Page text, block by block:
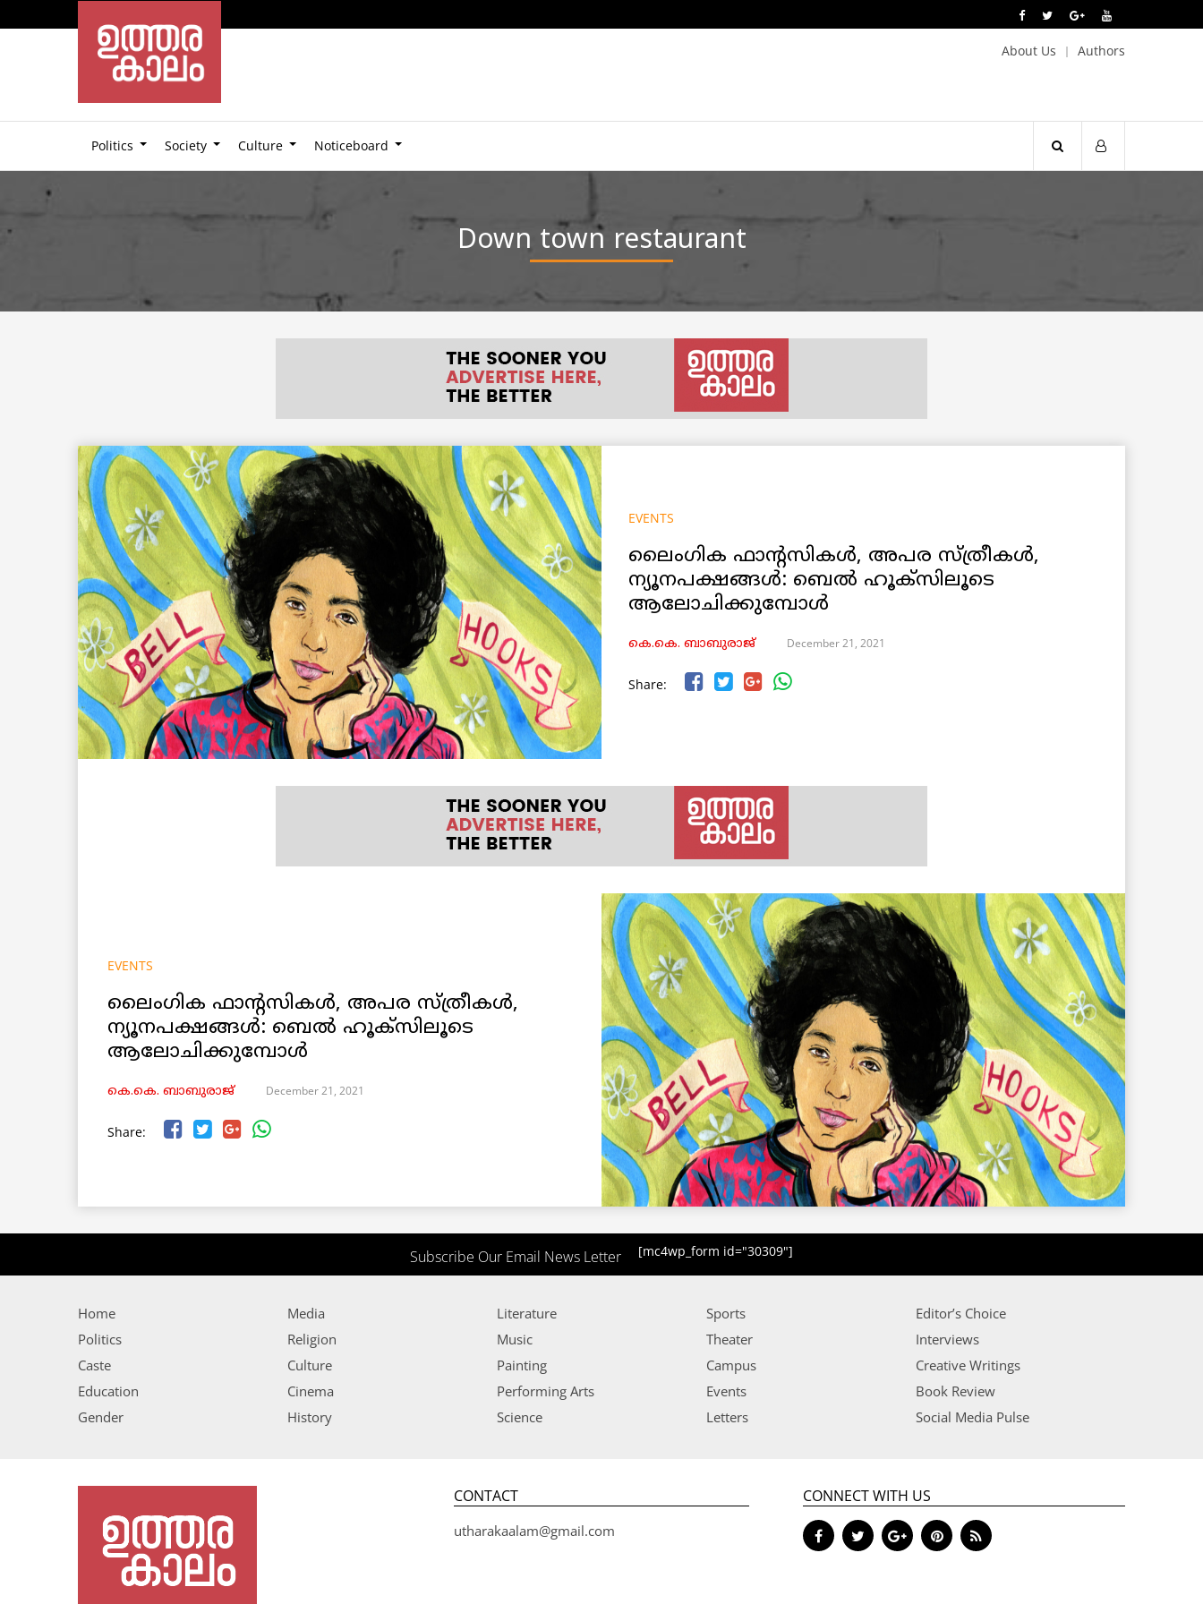
About Us Authors
Politics Society Culture Noticeboard
Down town restaurant
EVENTS
ലൈംഗിക ഫാന്റസികൾ, അപര സ്ത്രീകൾ,
ന്യൂനപക്ഷങ്ങൾ: ബെൽ ഹൂക്സിലൂടെ
ആലോചിക്കുമ്പോൾ
കെ.കെ. ബാബുരാജ്‌ December 21, 2021
Share:
EVENTS
ലൈംഗിക ഫാന്റസികൾ, അപര സ്ത്രീകൾ,
ന്യൂനപക്ഷങ്ങൾ: ബെൽ ഹൂക്സിലൂടെ
ആലോചിക്കുമ്പോൾ
കെ.കെ. ബാബുരാജ്‌ December 21, 2021
Share:
Subscribe Our Email News Letter [mc4wp_form id="30309"]
Home
Politics
Caste
Education
Gender
Media
Religion
Culture
Cinema
History
Literature
Music
Painting
Performing Arts
Science
Sports
Theater
Campus
Events
Letters
Editor’s Choice
Interviews
Creative Writings
Book Review
Social Media Pulse
CONTACT
utharakaalam@gmail.com
CONNECT WITH US